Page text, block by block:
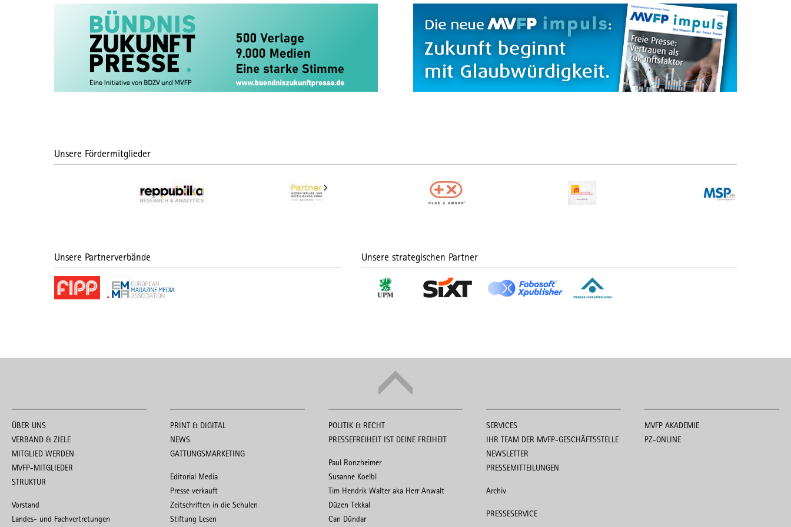
Unsere Fördermitglieder
Unsere Partnerverbände Unsere strategischen Partner
ÜBER UNS
VERBAND & ZIELE
MITGLIED WERDEN
MVFP-MITGLIEDER
STRUKTUR
Vorstand
Landes- und Fachvertretungen
PRINT & DIGITAL
NEWS
GATTUNGSMARKETING
Editorial Media
Presse verkauft
Zeitschriften in die Schulen
Stiftung Lesen
POLITIK & RECHT
PRESSEFREIHEIT IST DEINE FREIHEIT
Paul Ronzheimer
Susanne Koelbl
Tim Hendrik Walter aka Herr Anwalt
Düzen Tekkal
Can Dündar
SERVICES
IHR TEAM DER MVFP-GESCHÄFTSSTELLE
NEWSLETTER
PRESSEMITTEILUNGEN
Archiv
PRESSESERVICE
MVFP AKADEMIE
PZ-ONLINE